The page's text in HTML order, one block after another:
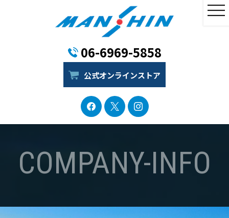
06-6969-5858
公式オンラインストア
COMPANY-INFO